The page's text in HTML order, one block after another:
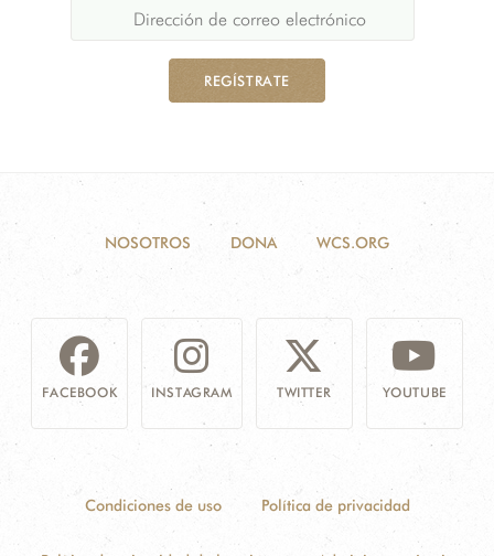
REGÍSTRATE
NOSOTROS DONA WCS.ORG
FACEBOOK INSTAGRAM TWITTER YOUTUBE
Condiciones de uso Política de privacidad